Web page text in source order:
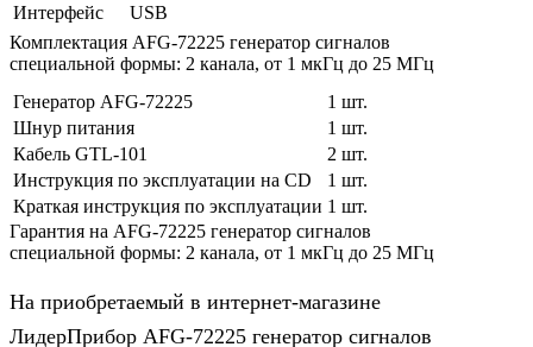
Интерфейс
USB
Комплектация AFG-72225 генератор сигналов
специальной формы: 2 канала, от 1 мкГц до 25 МГц
Генератор AFG-72225
1 шт.
Шнур питания
1 шт.
Кабель GTL-101
2 шт.
Инструкция по эксплуатации на CD
1 шт.
Краткая инструкция по эксплуатации 1 шт.
Гарантия на AFG-72225 генератор сигналов
специальной формы: 2 канала, от 1 мкГц до 25 МГц
На приобретаемый в интернет-магазине
ЛидерПрибор AFG-72225 генератор сигналов